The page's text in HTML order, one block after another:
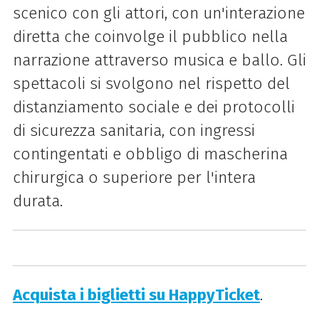
scenico con gli attori, con un'interazione
diretta che coinvolge il pubblico nella
narrazione attraverso musica e ballo. Gli
spettacoli si svolgono nel rispetto del
distanziamento sociale e dei protocolli
di sicurezza sanitaria, con ingressi
contingentati e obbligo di mascherina
chirurgica o superiore per l'intera
durata.
Acquista i biglietti su HappyTicket.